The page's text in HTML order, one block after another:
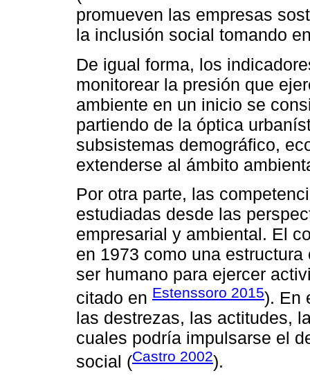
promueven las empresas
la inclusión social tomando
De igual forma, los
monitorear la presión que
ambiente en un inicio se
partiendo de la óptica
subsistemas demográfico,
extenderse al ámbito
Por otra parte, las
estudiadas desde las
empresarial y ambiental. El
en 1973 como una
ser humano para ejercer
citado en Estenssoro 2015). En
las destrezas, las actitudes,
cuales podría impulsarse el
social (Castro 2002).